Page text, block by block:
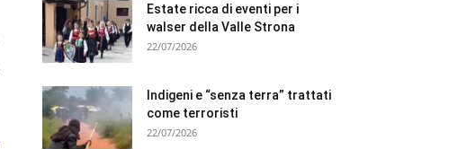
Estate ricca di eventi per i
walser della Valle Strona
22/07/2026
Indigeni e “senza terra” trattati
come terroristi
22/07/2026